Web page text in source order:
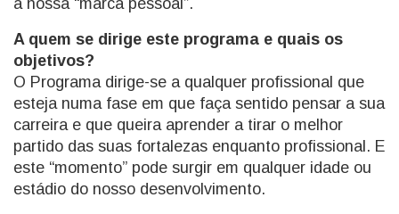
A quem se dirige este programa e quais os
objetivos?
O Programa dirige-se a qualquer profissional que
esteja numa fase em que faça sentido pensar a sua
carreira e que queira aprender a tirar o melhor
partido das suas fortalezas enquanto profissional. E
este “momento” pode surgir em qualquer idade ou
estádio do nosso desenvolvimento.